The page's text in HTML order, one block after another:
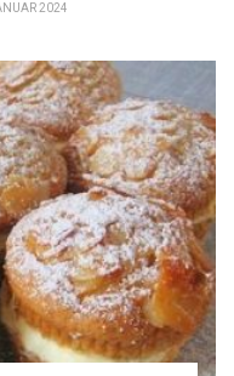
2024